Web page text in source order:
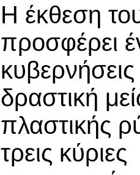
Η έκθεση
προσφέρει
κυβερνήσεις
δραστική
πλαστικής
τρεις κύριες